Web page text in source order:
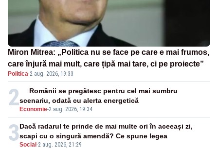
Miron Mitrea: „Politica nu se face pe care e mai frumos,
care înjură mai mult, care țipă mai tare, ci pe proiecte”
Politica·2 aug. 2026, 19:33
2 Economie-2 aug. 2026, 19:34
Românii se pregătesc pentru cel mai sumbru
scenariu, odată cu alerta energetică
3Social -2 aug. 2026, 21:29
Dacă radarul te prinde de mai multe ori în aceeași zi,
scapi cu o singură amendă? Ce spune legea